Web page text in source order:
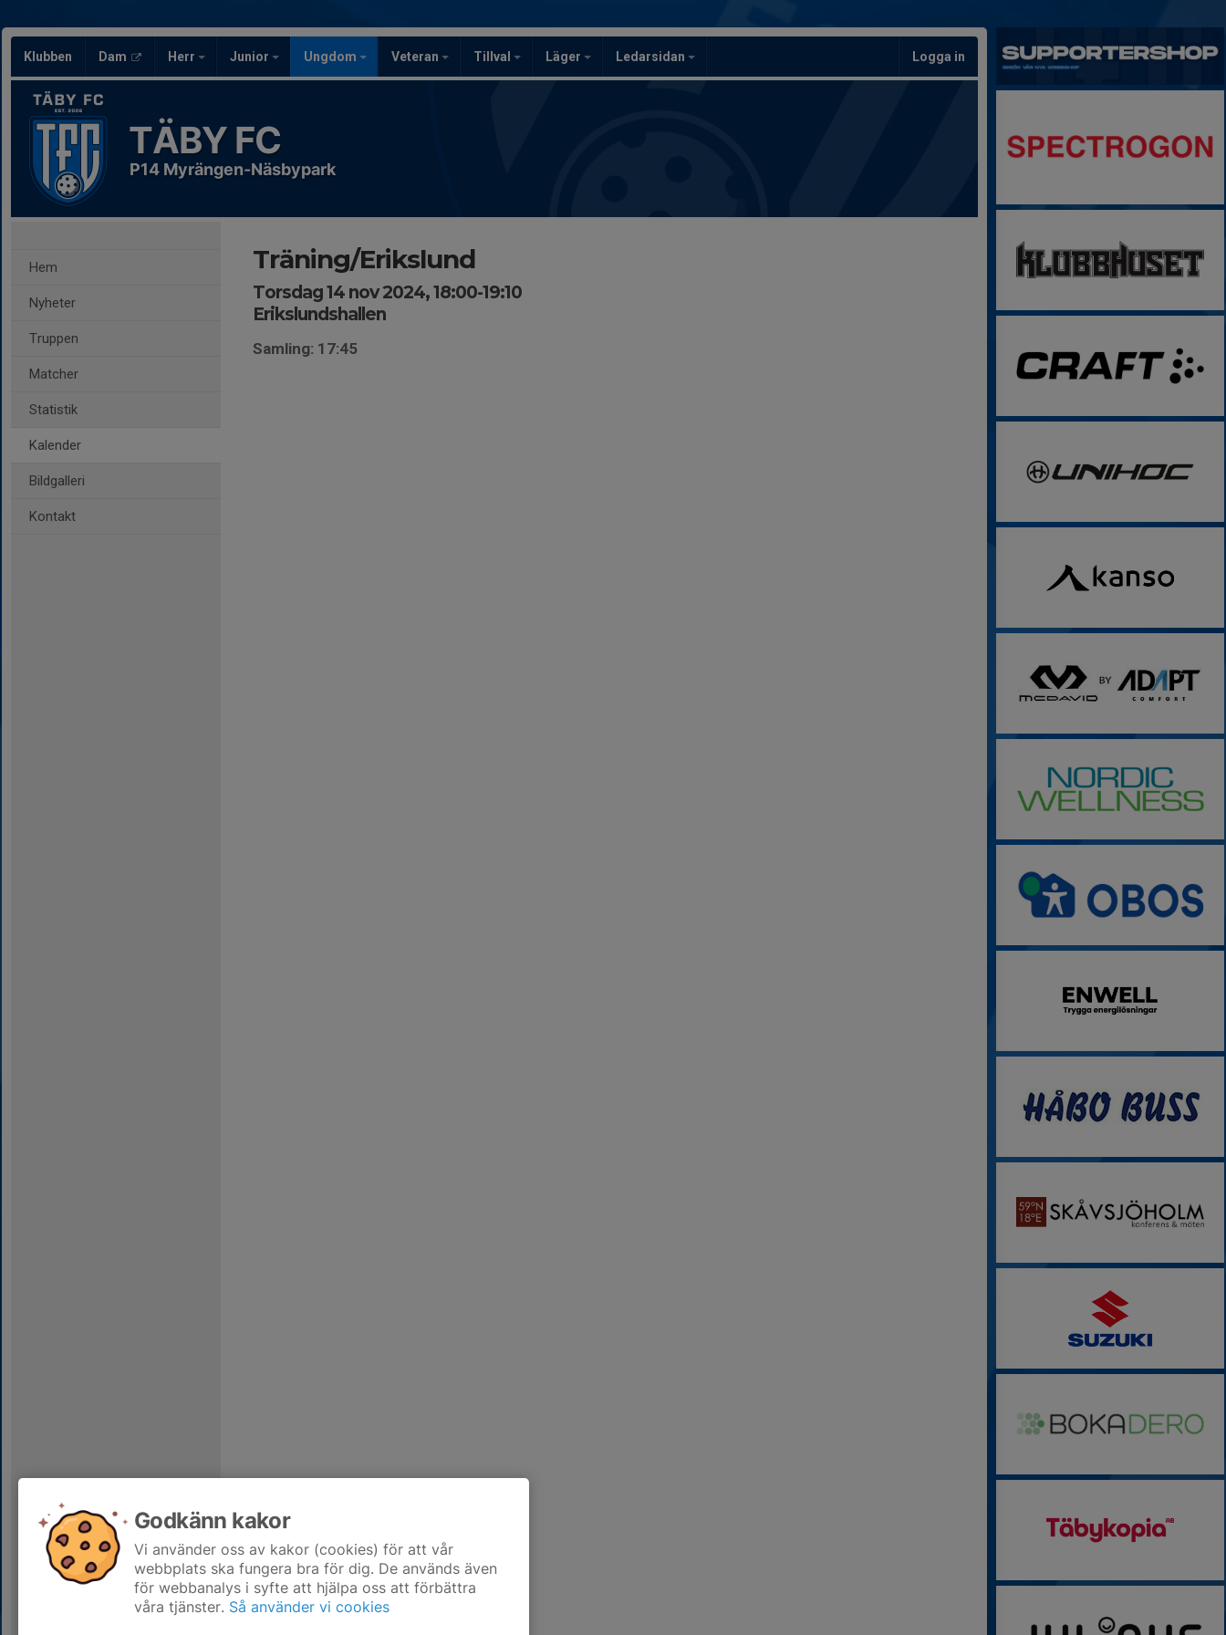
Klubben Dam Herr Junior Ungdom Veteran Tillval Läger Ledarsidan Logga in
TÄBY FC
P14 Myrängen-Näsbypark
Hem
Nyheter
Truppen
Matcher
Statistik
Kalender
Bildgalleri
Kontakt
Träning/Erikslund
Torsdag 14 nov 2024, 18:00-19:10
Erikslundshallen
Samling: 17:45
Godkänn kakor
Vi använder oss av kakor (cookies) för att vår
webbplats ska fungera bra för dig. De används även
för webbanalys i syfte att hjälpa oss att förbättra
våra tjänster. Så använder vi cookies